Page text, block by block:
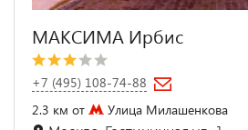
МАКСИМА Ирбис
+7 (495) 108-74-88
2.3 км от
Улица Милашенкова